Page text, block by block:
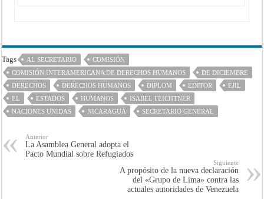
Tags AL SECRETARIO
COMISIÓN
COMISIÓN INTERAMERICANA DE DERECHOS HUMANOS
DE DICIEMBRE
DERECHOS
DERECHOS HUMANOS DIPLOM EDITOR
EJIL
EL
ESTADOS HUMANOS
ISABEL FEICHTNER
NACIONES UNIDAS
NICARAGUA SECRETARIO GENERAL
Anterior
La Asamblea General adopta el
Pacto Mundial sobre Refugiados
Siguiente
A propósito de la nueva declaración
del «Grupo de Lima» contra las
actuales autoridades de Venezuela